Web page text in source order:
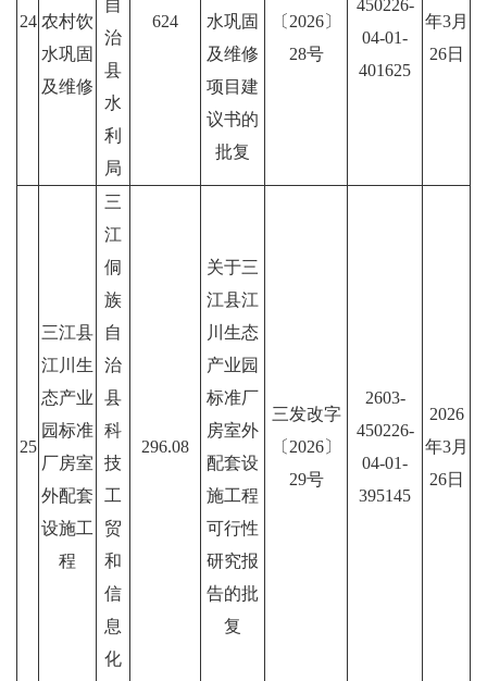
24 农村饮
水巩固
及维修
自
治
县
水
利
局
624
水巩固
及维修
项目建
议书的
批复
〔2026〕
28号
450226-
04-01-
401625
年3月
26日
25
三江县
江川生
态产业
园标准
厂房室
外配套
设施工
程
三
江
侗
族
自
治
县
科
技
工
贸
和
信
息
化
296.08
关于三
江县江
川生态
产业园
标准厂
房室外
配套设
施工程
可行性
研究报
告的批
复
三发改字
〔2026〕
29号
2603-
450226-
04-01-
395145
2026
年3月
26日